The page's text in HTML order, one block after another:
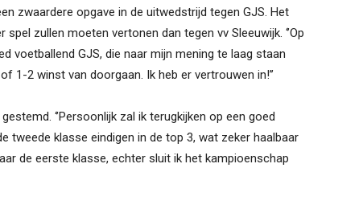
zwaardere opgave in de uitwedstrijd tegen GJS. Het
zullen moeten vertonen dan tegen vv Sleeuwijk. ‘’Op
voetballend GJS, die naar mijn mening te laag staan
1-2 winst van doorgaan. Ik heb er vertrouwen in!’’
‘’Persoonlijk zal ik terugkijken op een goed
tweede klasse eindigen in de top 3, wat zeker haalbaar
de eerste klasse, echter sluit ik het kampioenschap